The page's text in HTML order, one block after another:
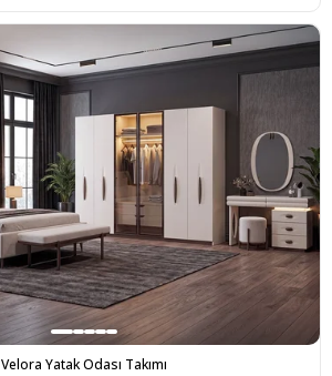
Velora Yatak Odası Takımı